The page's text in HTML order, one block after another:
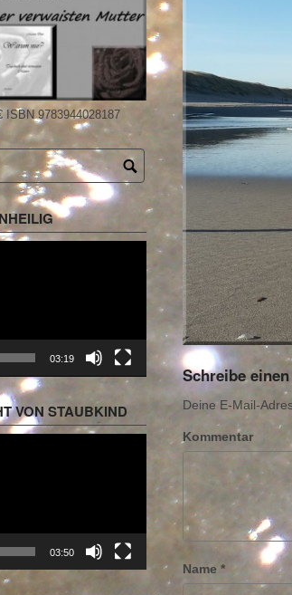
Schreibe
Deine E-Mail-
Kommentar
Name *
ISBN 9783944028187
03:19
VON STAUBKIND
03:50